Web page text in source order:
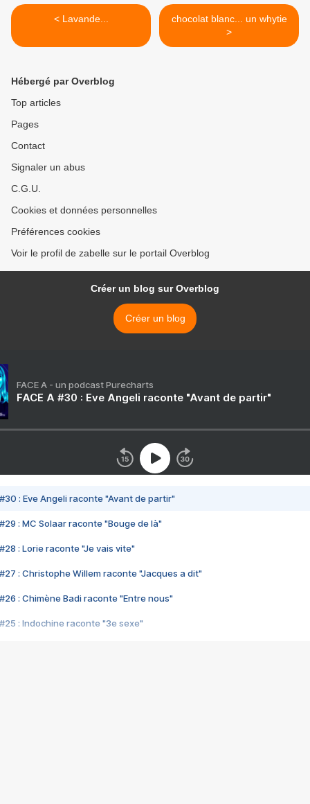
< Lavande...
chocolat blanc... un whytie
>
Hébergé par Overblog
Top articles
Pages
Contact
Signaler un abus
C.G.U.
Cookies et données personnelles
Préférences cookies
Voir le profil de zabelle sur le portail Overblog
Créer un blog sur Overblog
Créer un blog
FACE A - un podcast Purecharts
FACE A #30 : Eve Angeli raconte "Avant de partir"
#30 : Eve Angeli raconte "Avant de partir"
#29 : MC Solaar raconte "Bouge de là"
#28 : Lorie raconte "Je vais vite"
#27 : Christophe Willem raconte "Jacques a dit"
#26 : Chimène Badi raconte "Entre nous"
#25 : Indochine raconte "3e sexe"